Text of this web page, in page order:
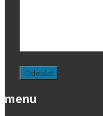
menu